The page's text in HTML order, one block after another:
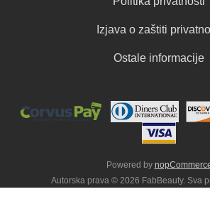
Izjava o zaštiti
Ostale informacije
Powered by
Autorska prava © 2026 FabBeauty. Sva